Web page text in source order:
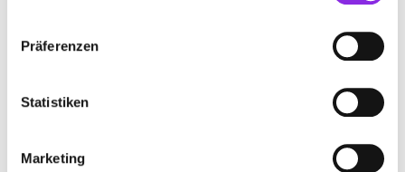
Präferenzen
Statistiken
Marketing
AUTOTEILE JAKOBS GMBH & CO. KG
jakobs-autoteile.de